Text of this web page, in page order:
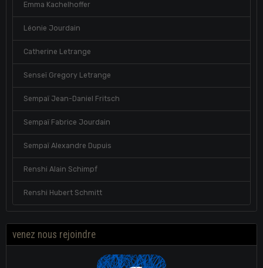
Emma Kachelhoffer
Léonie Jourdain
Catherine Letrange
Senseï Gregory Letrange
Sempaï Jean-Daniel Fritsch
Sempaï Fabrice Jourdain
Sempaï Alexandre Dupuis
Renshi Alain Schimpf
Renshi Hubert Schmitt
venez nous rejoindre